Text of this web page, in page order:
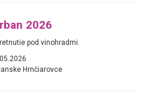
2026
pod vinohradmi.
Hrnčiarovce